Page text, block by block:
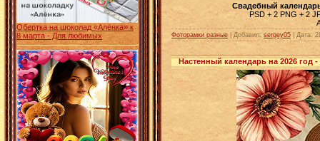
Обертка на шоколад «Алёнка» к
8 марта - Для любимых
Свадебный
PSD + 2 PNG + 2
Фоторамки разные | Добавил: sergey05 Дата:
Настенный календарь на 2026 год